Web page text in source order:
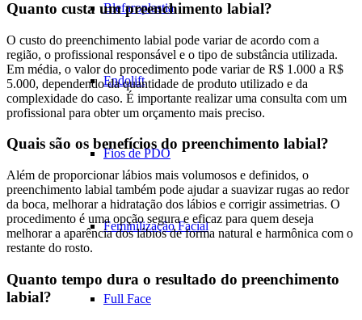
Blefaroplastia
Endolift
Fios de PDO
Feminilização Facial
Full Face
Quanto custa um preenchimento labial?
O custo do preenchimento labial pode variar de acordo com a
região, o profissional responsável e o tipo de substância utilizada.
Em média, o valor do procedimento pode variar de R$ 1.000 a R$
5.000, dependendo da quantidade de produto utilizado e da
complexidade do caso. É importante realizar uma consulta com um
profissional para obter um orçamento mais preciso.
Quais são os benefícios do preenchimento labial?
Além de proporcionar lábios mais volumosos e definidos, o
preenchimento labial também pode ajudar a suavizar rugas ao redor
da boca, melhorar a hidratação dos lábios e corrigir assimetrias. O
procedimento é uma opção segura e eficaz para quem deseja
melhorar a aparência dos lábios de forma natural e harmônica com o
restante do rosto.
Quanto tempo dura o resultado do preenchimento
labial?